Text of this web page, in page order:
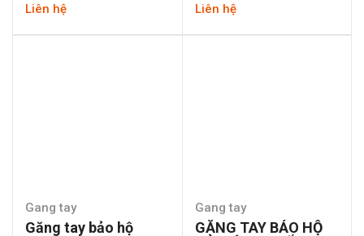
Liên hệ Liên hệ
Gang tay
Găng tay bảo hộ
Gang tay
GĂNG TAY BẢO HỘ